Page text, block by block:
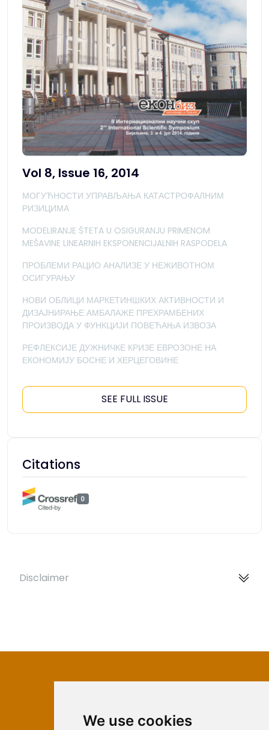
We use cookies
Vol 8, Issue 16, 2014
МОГУЋНОСТИ УПРАВЉАЊА КАТАСТРОФАЛНИМ
РИЗИЦИМА
MODELIRANJE ŠTETA U OSIGURANJU PRIMENOM
MEŠAVINE LINEARNIH EKSPONENCIJALNIH RASPODELA
ПРОБЛЕМИ РАЦИО АНАЛИЗЕ У НЕЖИВОТНОМ
ОСИГУРАЊУ
НОВИ ОБЛИЦИ МАРКЕТИНШКИХ АКТИВНОСТИ И
ДИЗАЈНИРАЊЕ АМБАЛАЖЕ ПРЕХРАМБЕНИХ
ПРОИЗВОДА У ФУНКЦИЈИ ПОВЕЋАЊА ИЗВОЗА
РЕФЛЕКСИЈЕ ДУЖНИЧКЕ КРИЗЕ ЕВРОЗОНЕ НА
ЕКОНОМИЈУ БОСНЕ И ХЕРЦЕГОВИНЕ
SEE FULL ISSUE
Citations
0
Disclaimer